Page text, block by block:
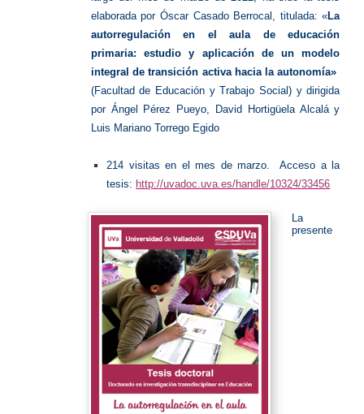
elaborada por Óscar Casado Berrocal, titulada: «La
autorregulación en el aula de educación
primaria: estudio y aplicación de un modelo
integral de transición activa hacia la autonomía»
(Facultad de Educación y Trabajo Social) y dirigida
por Ángel Pérez Pueyo, David Hortigüela Alcalá y
Luis Mariano Torrego Egido
214 visitas en el mes de marzo. Acceso a la
tesis: http://uvadoc.uva.es/handle/10324/33456
La
presente